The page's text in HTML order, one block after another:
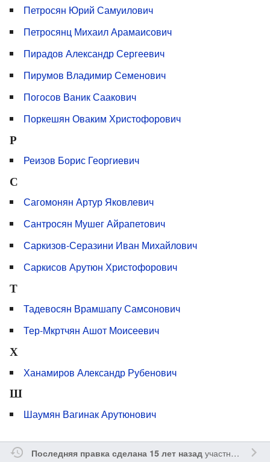
Петросян Юрий Самуилович
Петросянц Михаил Арамаисович
Пирадов Александр Сергеевич
Пирумов Владимир Семенович
Погосов Ваник Саакович
Поркешян Оваким Христофорович
Р
Реизов Борис Георгиевич
С
Сагомонян Артур Яковлевич
Сантросян Мушег Айрапетович
Саркизов-Серазини Иван Михайлович
Саркисов Арутюн Христофорович
Т
Тадевосян Врамшапу Самсонович
Тер-Мкртчян Ашот Моисеевич
Х
Ханамиров Александр Рубенович
Ш
Шаумян Вагинак Арутюнович
Последняя правка сделана 15 лет назадучастником